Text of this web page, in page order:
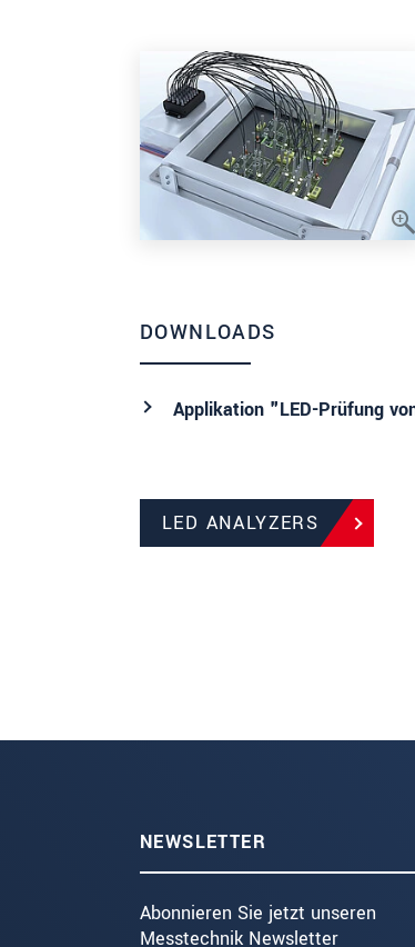
DOWNLOADS
Applikation "LED-Prüfung
LED ANALYZERS
NEWSLETTER
Abonnieren Sie jetzt unseren
Messtechnik Newsletter